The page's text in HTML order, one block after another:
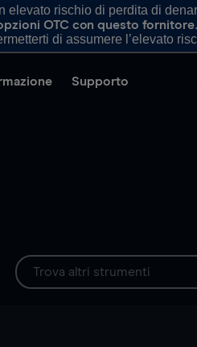
elevato rischio di perdita di
OTC con questo fornitore
di assumere l’elevato
Supporto